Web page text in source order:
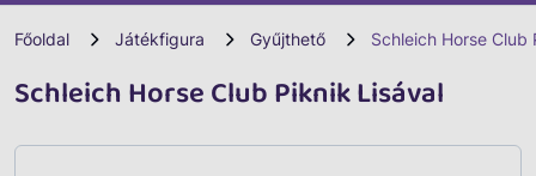
Főoldal Játékfigura Gyűjthető Schleich Horse Club
Schleich Horse Club Piknik Lisával